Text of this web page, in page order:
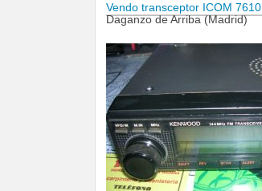
Vendo transceptor ICOM 7610
Daganzo de Arriba (Madrid)